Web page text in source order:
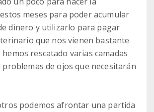
meses para poder acumular
dinero y utilizarlo para pagar
que nos vienen bastante
rescatado varias camadas
de ojos que necesitarán
podemos afrontar una partida